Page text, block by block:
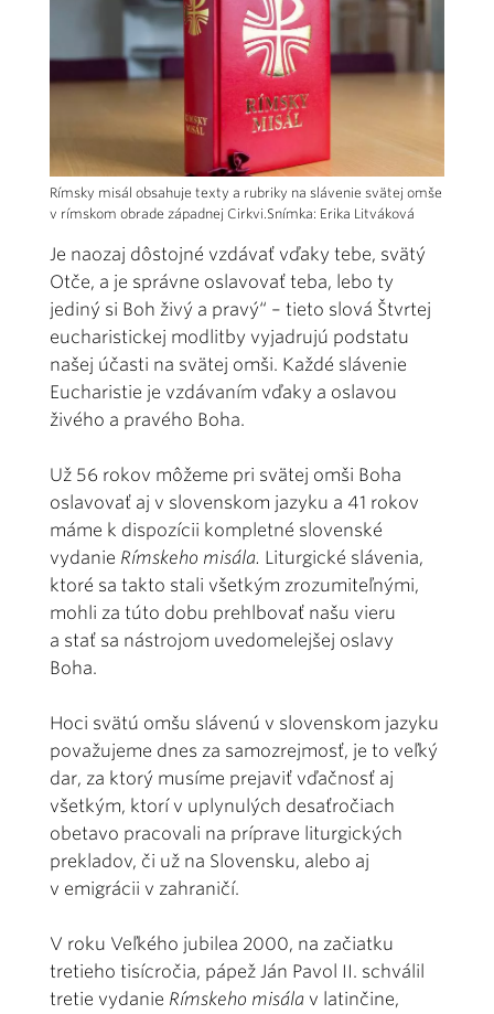
Rímsky misál obsahuje texty a rubriky na slávenie svätej omše
v rímskom obrade západnej Cirkvi.Snímka: Erika Litváková
Je naozaj dôstojné vzdávať vďaky tebe, svätý
Otče, a je správne oslavovať teba, lebo ty
jediný si Boh živý a pravý“ – tieto slová Štvrtej
eucharistickej modlitby vyjadrujú podstatu
našej účasti na svätej omši. Každé slávenie
Eucharistie je vzdávaním vďaky a oslavou
živého a pravého Boha.
Už 56 rokov môžeme pri svätej omši Boha
oslavovať aj v slovenskom jazyku a 41 rokov
máme k dispozícii kompletné slovenské
vydanie Rímskeho misála. Liturgické slávenia,
ktoré sa takto stali všetkým zrozumiteľnými,
mohli za túto dobu prehlbovať našu vieru
a stať sa nástrojom uvedomelejšej oslavy
Boha.
Hoci svätú omšu slávenú v slovenskom jazyku
považujeme dnes za samozrejmosť, je to veľký
dar, za ktorý musíme prejaviť vďačnosť aj
všetkým, ktorí v uplynulých desaťročiach
obetavo pracovali na príprave liturgických
prekladov, či už na Slovensku, alebo aj
v emigrácii v zahraničí.
V roku Veľkého jubilea 2000, na začiatku
tretieho tisícročia, pápež Ján Pavol II. schválil
tretie vydanie Rímskeho misála v latinčine,